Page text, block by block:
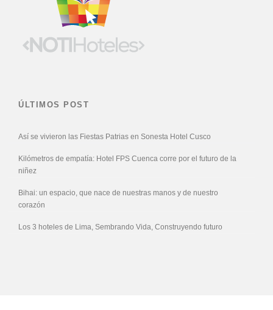
ÚLTIMOS POST
Así se vivieron las Fiestas Patrias en Sonesta Hotel Cusco
Kilómetros de empatía: Hotel FPS Cuenca corre por el futuro de la
niñez
Bihai: un espacio, que nace de nuestras manos y de nuestro
corazón
Los 3 hoteles de Lima, Sembrando Vida, Construyendo futuro